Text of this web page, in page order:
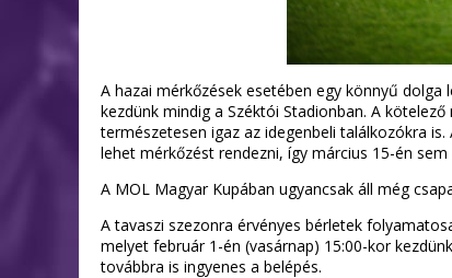
A hazai mérkőzések esetében egy könnyű
kezdünk mindig a Széktói Stadionban. A
természetesen igaz az idegenbeli találkozókra
lehet mérkőzést rendezni, így március 15-én
A MOL Magyar Kupában ugyancsak áll még
A tavaszi szezonra érvényes bérletek
melyet február 1-én (vasárnap) 15:00-kor
továbbra is ingyenes a belépés.